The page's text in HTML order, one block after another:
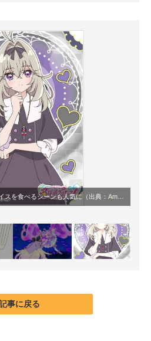
スを食べるシーンも人気に（出典： Amazon.co.jp
事に戻る